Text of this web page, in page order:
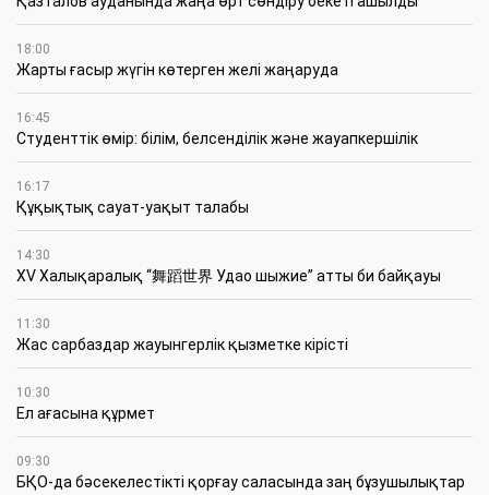
18:00
Жарты ғасыр жүгін көтерген желі жаңаруда
16:45
Студенттік өмір: білім, белсенділік және жауапкершілік
16:17
Құқықтық сауат-уақыт талабы
14:30
XV Халықаралық “舞蹈世界 Удао шыжие” атты би байқауы
11:30
Жас сарбаздар жауынгерлік қызметке кірісті
10:30
Ел ағасына құрмет
09:30
БҚО-да бәсекелестікті қорғау саласында заң бұзушылықтар